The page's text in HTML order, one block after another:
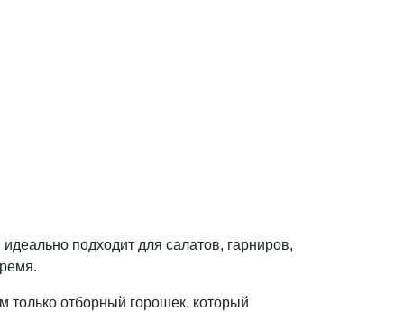
подходит для салатов, гарниров,
только отборный горошек, который